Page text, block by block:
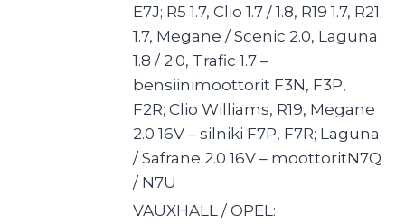
E7J; R5 1.7, Clio 1.7 / 1.8, R19 1.7, R21
1.7, Megane / Scenic 2.0, Laguna
1.8 / 2.0, Trafic 1.7 –
bensiinimoottorit F3N, F3P,
F2R; Clio Williams, R19, Megane
2.0 16V – silniki F7P, F7R; Laguna
/ Safrane 2.0 16V – moottoritN7Q
/ N7U
VAUXHALL / OPEL: